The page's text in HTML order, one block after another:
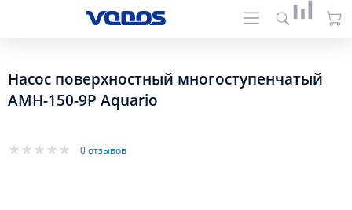
Насос поверхностный многоступенчатый
AMH-150-9P Aquario
0 отзывов